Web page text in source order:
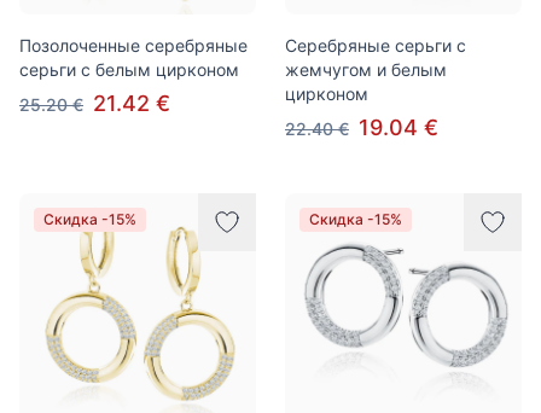
Позолоченные серебряные
серьги с белым цирконом
25.20 € 21.42 €
Серебряные серьги с
жемчугом и белым
цирконом
22.40 € 19.04 €
Скидка -15% Скидка -15%